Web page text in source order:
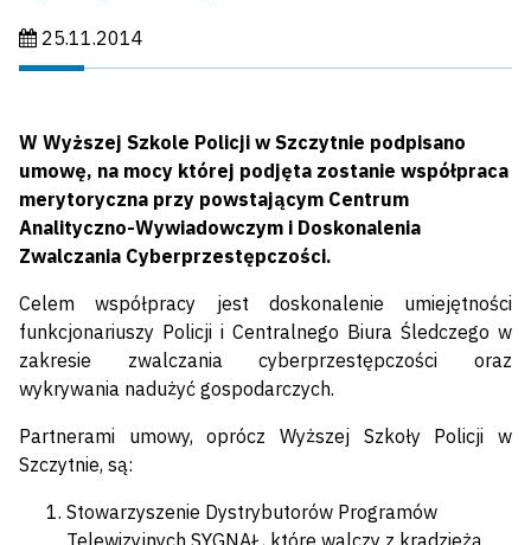
Data publikacji:
25.11.2014
W Wyższej Szkole Policji w Szczytnie podpisano
umowę, na mocy której podjęta zostanie współpraca
merytoryczna przy powstającym Centrum
Analityczno-Wywiadowczym i Doskonalenia
Zwalczania Cyberprzestępczości.
Celem współpracy jest doskonalenie umiejętności
funkcjonariuszy Policji i Centralnego Biura Śledczego w
zakresie zwalczania cyberprzestępczości oraz
wykrywania nadużyć gospodarczych.
Partnerami umowy, oprócz Wyższej Szkoły Policji w
Szczytnie, są:
Stowarzyszenie Dystrybutorów Programów